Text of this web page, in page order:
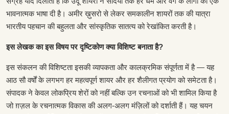
भावनात्मक भाषा दी है। अमीर ख़ुसरो से लेकर समकालीन शायरों तक की यात्रा
भारतीय पहचान की बहुलता और सांस्कृतिक सातत्य को रेखांकित करती है।
इस लेखक का इस विषय पर दृष्टिकोण क्या विशिष्ट बनाता है?
इस संकलन की विशिष्टता इसकी व्यापकता और कालक्रमिक संपूर्णता में है — यह
आठ सौ वर्षों के लगभग हर महत्वपूर्ण शायर और हर शैलीगत प्रयोग को समेटता है।
संपादक ने केवल लोकप्रिय शेरों को नहीं बल्कि उन रचनाओं को भी शामिल किया है
जो ग़ज़ल के रचनात्मक विकास की अलग-अलग मंज़िलों को दर्शाती हैं। यह चयन